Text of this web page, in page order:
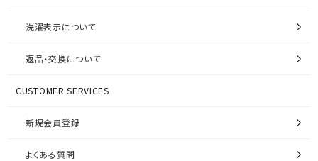
洗濯表示について
返品・交換について
CUSTOMER SERVICES
新規会員登録
よくある質問